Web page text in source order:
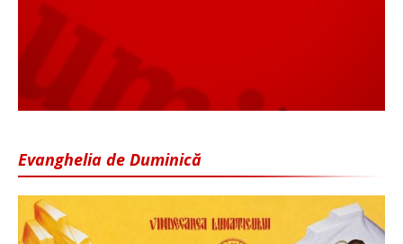
Evanghelia de Duminică